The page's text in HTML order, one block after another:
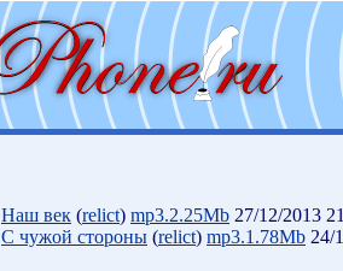
Наш век (relict) mp3.2.25Mb 27/12/2013
С чужой стороны (relict) mp3.1.78Mb 24/